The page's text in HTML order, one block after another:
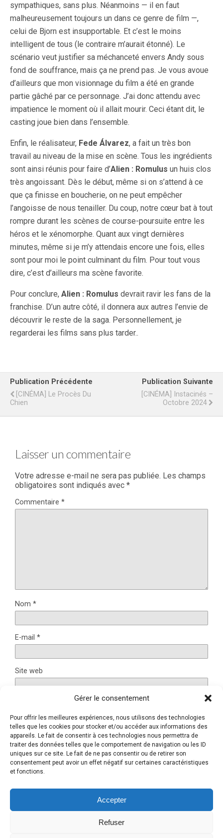
Gérer le consentement
Pour offrir les meilleures expériences, nous utilisons des technologies
telles que les cookies pour stocker et/ou accéder aux informations des
appareils. Le fait de consentir à ces technologies nous permettra de
traiter des données telles que le comportement de navigation ou les ID
uniques sur ce site. Le fait de ne pas consentir ou de retirer son
consentement peut avoir un effet négatif sur certaines caractéristiques
et fonctions.
Accepter
Refuser
sympathiques, sans plus. Néanmoins — il en faut
malheureusement toujours un dans ce genre de film —,
celui de Bjorn est insupportable. Et c’est le moins
intelligent de tous (le contraire m’aurait étonné). Le
scénario veut justifier sa méchanceté envers Andy sous
fond de souffrance, mais ça ne prend pas. Je vous avoue
d’ailleurs que mon visionnage du film a été en grande
partie gâché par ce personnage. J’ai donc attendu avec
impatience le moment où il allait mourir. Ceci étant dit, le
casting joue bien dans l’ensemble.
Enfin, le réalisateur, Fede Álvarez, a fait un très bon
travail au niveau de la mise en scène. Tous les ingrédients
sont ainsi réunis pour faire d’Alien : Romulus un huis clos
très angoissant. Dès le début, même si on s’attend à ce
que ça finisse en boucherie, on ne peut empêcher
l’angoisse de nous tenailler. Du coup, notre cœur bat à tout
rompre durant les scènes de course-poursuite entre les
héros et le xénomorphe. Quant aux vingt dernières
minutes, même si je m’y attendais encore une fois, elles
sont pour moi le point culminant du film. Pour tout vous
dire, c’est d’ailleurs ma scène favorite.
Pour conclure, Alien : Romulus devrait ravir les fans de la
franchise. D’un autre côté, il donnera aux autres l’envie de
découvrir le reste de la saga. Personnellement, je
regarderai les films sans plus tarder..
Publication Précédente
[CINÉMA] Le Procès Du
Chien
Publication Suivante
[CINÉMA] Instacinés –
Octobre 2024
Laisser un commentaire
Votre adresse e-mail ne sera pas publiée. Les champs
obligatoires sont indiqués avec *
Commentaire *
Nom *
E-mail *
Site web
Ce site utilise Akismet pour réduire les indésirables.En
savoir plus sur la façon dont les données de vos
commentaires sont traitées.
Retour au début